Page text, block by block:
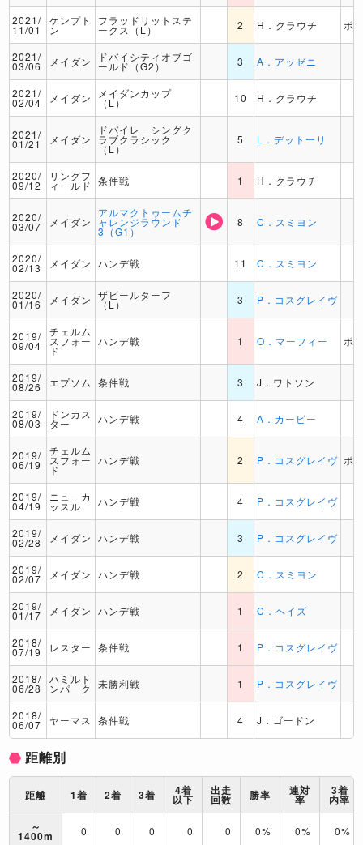
2021/
11/01
ケンプト
ン
フラッドリットステ
ークス（L） 2 H．クラウチ ポ
2021/
03/06 メイダン ドバイシティオブゴ
ールド（G2） 3 A．アッゼニ
2021/
02/04 メイダン メイダンカップ
（L） 10 H．クラウチ
2021/
01/21 メイダン
ドバイレーシングク
ラブクラシック
（L）
5 L．デットーリ
2020/
09/12
リングフ
ィールド 条件戦 1 H．クラウチ
2020/
03/07 メイダン
アルマクトゥームチ
ャレンジラウンド
3（G1）
8 C．スミヨン
2020/
02/13 メイダン ハンデ戦 11 C．スミヨン
2020/
01/16 メイダン ザビールターフ
（L） 3 P．コスグレイヴ
2019/
09/04
チェルム
スフォー
ド
ハンデ戦 1 O．マーフィー ポ
2019/
08/26 エプソム 条件戦 3 J．ワトソン
2019/
08/03
ドンカス
ター ハンデ戦 4 A．カービー
2019/
06/19
チェルム
スフォー
ド
ハンデ戦 2 P．コスグレイヴ ポ
2019/
04/19
ニューカ
ッスル ハンデ戦 4 P．コスグレイヴ
2019/
02/28 メイダン ハンデ戦 3 P．コスグレイヴ
2019/
02/07 メイダン ハンデ戦 2 C．スミヨン
2019/
01/17 メイダン ハンデ戦 1 C．ヘイズ
2018/
07/19 レスター 条件戦 1 P．コスグレイヴ
2018/
06/28
ハミルト
ンパーク 未勝利戦 1 P．コスグレイヴ
2018/
06/07 ヤーマス 条件戦 4 J．ゴードン
距離別
距離 1着 2着 3着 4着
以下
出走
回数 勝率 連対
率
3着
内率
～
1400m 0 0 0 0 0 0% 0% 0%